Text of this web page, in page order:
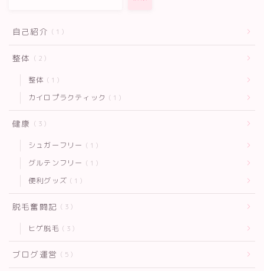
自己紹介 1
整体 2
整体 1
カイロプラクティック 1
健康 3
シュガーフリー 1
グルテンフリー 1
便利グッズ 1
脱毛奮闘記 3
ヒゲ脱毛 3
ブログ運営 5